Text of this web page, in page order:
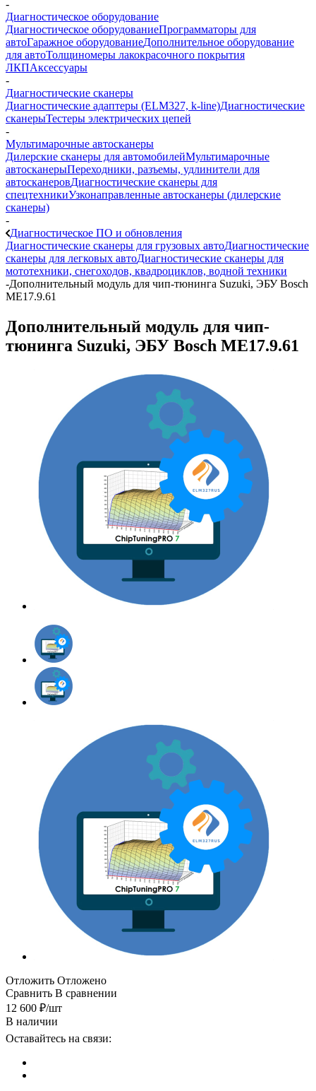
-
Диагностическое оборудование
Диагностическое оборудованиеПрограмматоры для
автоГаражное оборудованиеДополнительное оборудование
для автоТолщиномеры лакокрасочного покрытия
ЛКПАксессуары
-
Диагностические сканеры
Диагностические адаптеры (ELM327, k-line)Диагностические
сканерыТестеры электрических цепей
-
Мультимарочные автосканеры
Дилерские сканеры для автомобилейМультимарочные
автосканерыПереходники, разъемы, удлинители для
автосканеровДиагностические сканеры для
спецтехникиУзконаправленные автосканеры (дилерские
сканеры)
-
Диагностическое ПО и обновления
Диагностические сканеры для грузовых автоДиагностические
сканеры для легковых автоДиагностические сканеры для
мототехники, снегоходов, квадроциклов, водной техники
-Дополнительный модуль для чип-тюнинга Suzuki, ЭБУ Bosch
ME17.9.61
Дополнительный модуль для чип-
тюнинга Suzuki, ЭБУ Bosch ME17.9.61
Отложить Отложено
Сравнить В сравнении
12 600 ₽/шт
В наличии
Оставайтесь на связи: